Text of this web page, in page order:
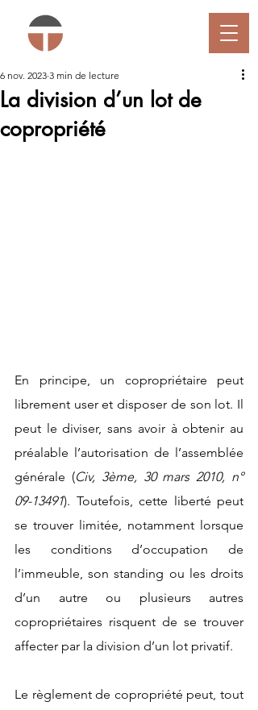
La division d’un lot de
copropriété
6 nov. 2023 3 min de lecture
En principe, un copropriétaire peut
librement user et disposer de son lot. Il
peut le diviser, sans avoir à obtenir au
préalable l’autorisation de l’assemblée
générale (Civ, 3ème, 30 mars 2010, n°
09-13491). Toutefois, cette liberté peut
se trouver limitée, notamment lorsque
les conditions d’occupation de
l’immeuble, son standing ou les droits
d’un autre ou plusieurs autres
copropriétaires risquent de se trouver
affecter par la division d’un lot privatif.
Le règlement de copropriété peut, tout